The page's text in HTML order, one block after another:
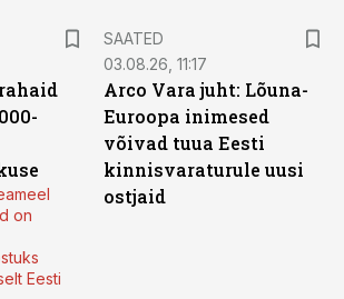
on
Eesti
SAATED
03.08.26, 11:17
Arco Vara juht: Lõuna-
Euroopa inimesed
võivad tuua Eesti
kinnisvaraturule uusi
ostjaid